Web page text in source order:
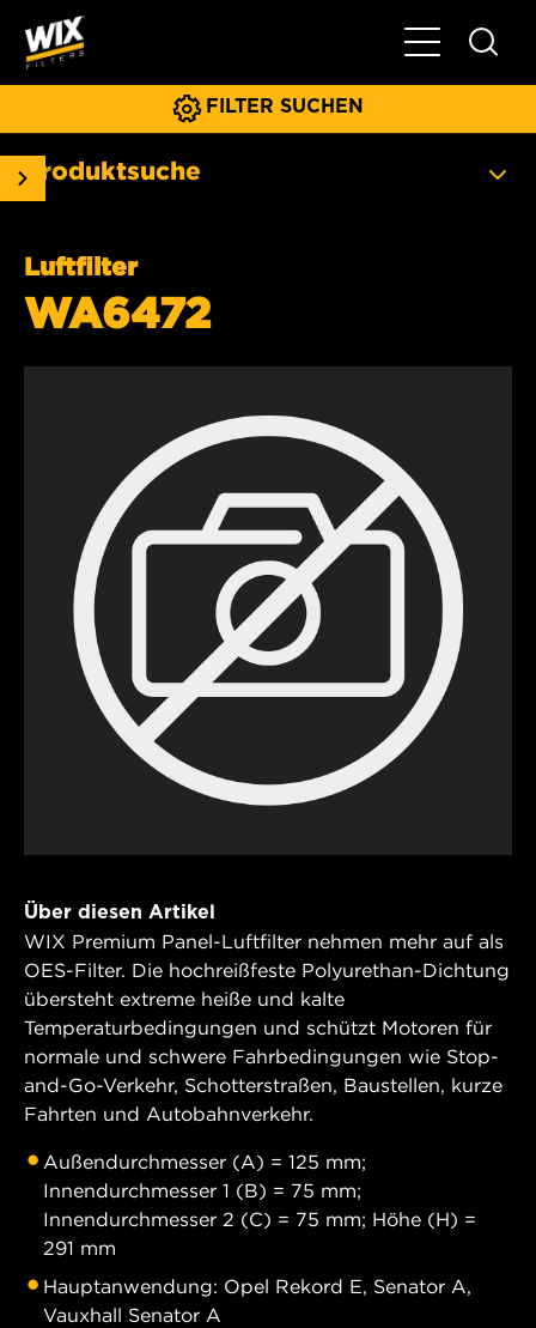
FILTER SUCHEN
Produktsuche
Luftfilter
WA6472
Über diesen Artikel
WIX Premium Panel-Luftfilter nehmen mehr auf als
OES-Filter. Die hochreißfeste Polyurethan-Dichtung
übersteht extreme heiße und kalte
Temperaturbedingungen und schützt Motoren für
normale und schwere Fahrbedingungen wie Stop-
and-Go-Verkehr, Schotterstraßen, Baustellen, kurze
Fahrten und Autobahnverkehr.
Außendurchmesser (A) = 125 mm;
Innendurchmesser 1 (B) = 75 mm;
Innendurchmesser 2 (C) = 75 mm; Höhe (H) =
291 mm
Hauptanwendung: Opel Rekord E, Senator A,
Vauxhall Senator A